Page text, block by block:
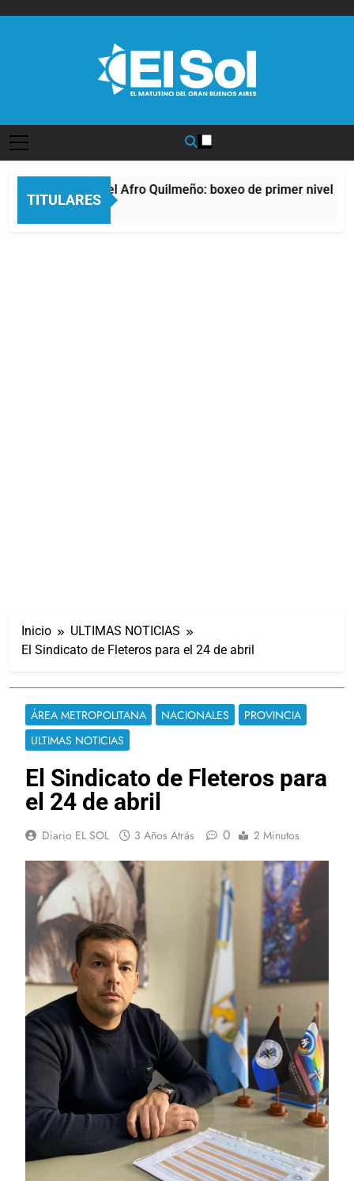
TITULARES
La noche del Afro Quilmeño: boxeo de primer nivel en
11 Horas Atrás
Inicio
ULTIMAS NOTICIAS
El Sindicato de Fleteros para el 24 de abril
ÁREA METROPOLITANA NACIONALES
PROVINCIA
ULTIMAS NOTICIAS
El Sindicato de Fleteros para
el 24 de abril
Diario EL SOL 3 Años Atrás 0 2 Minutos